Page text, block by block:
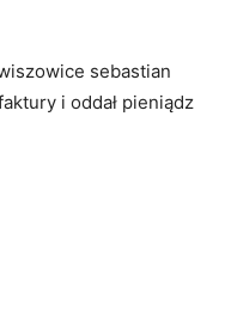
sebastian
i oddał pieniądz